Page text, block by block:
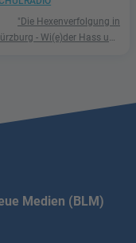
"Die Hexenverfolgung in
- Wi(e)der Hass und
Medien (BLM)